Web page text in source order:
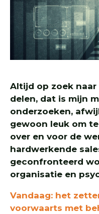
Altijd op zoek
delen, dat is mijn
onderzoeken,
gewoon leuk om
over en voor de
hardwerkende
geconfronteerd
organisatie en
Vandaag: het
voorwaarts met